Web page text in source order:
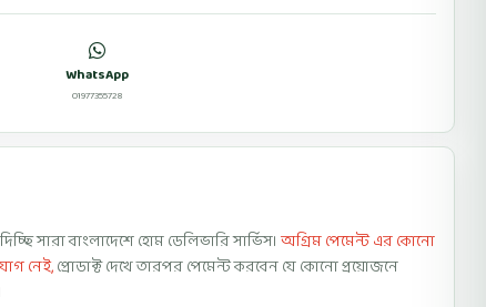
WhatsApp
01977355728
সারা বাংলাদেশে হোম ডেলিভারি সার্ভিস। অগ্রিম পেমেন্ট এর কোনো
নেই,প্রোডাক্ট দেখে তারপর পেমেন্ট করবেন যে কোনো প্রয়োজনে